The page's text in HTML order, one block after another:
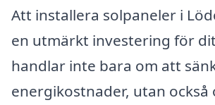
Att installera solpaneler i
en utmärkt investering för
handlar inte bara om att
energikostnader, utan också